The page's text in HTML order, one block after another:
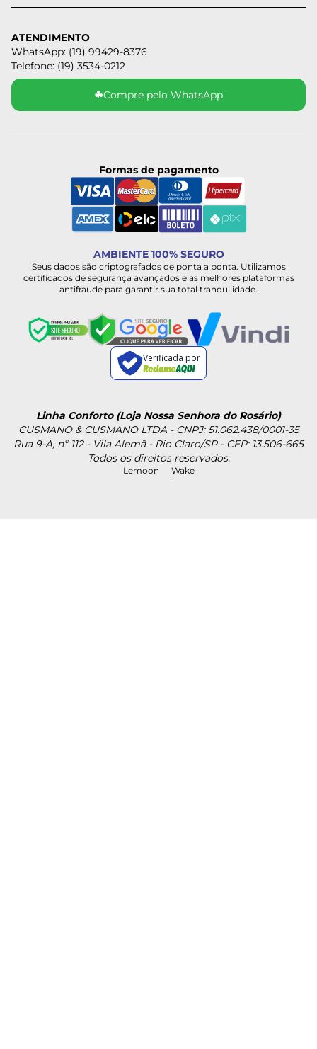
ATENDIMENTO
WhatsApp: (19) 99429-8376
Telefone: (19) 3534-0212
☘Compre pelo WhatsApp
Formas de pagamento
AMBIENTE 100% SEGURO
Seus dados são criptografados de ponta a ponta. Utilizamos
certificados de segurança avançados e as melhores plataformas
antifraude para garantir sua total tranquilidade.
Verificada por
Linha Conforto (Loja Nossa Senhora do Rosário)
CUSMANO & CUSMANO LTDA - CNPJ: 51.062.438/0001-35
Rua 9-A, nº 112 - Vila Alemã - Rio Claro/SP - CEP: 13.506-665
Todos os direitos reservados.
Lemoon Wake